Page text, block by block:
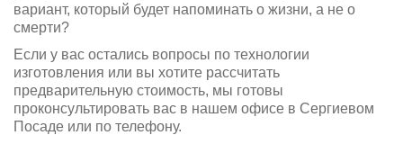
вариант, который будет напоминать о жизни, а не о
смерти?
Если у вас остались вопросы по технологии
изготовления или вы хотите рассчитать
предварительную стоимость, мы готовы
проконсультировать вас в нашем офисе в Сергиевом
Посаде или по телефону.